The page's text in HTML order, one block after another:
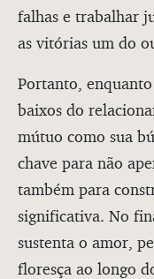
falhas e trabalhar
as vitórias um do
Portanto,
baixos do
mútuo como sua
chave para não
também para
significativa. No
sustenta o amor,
floresça ao longo